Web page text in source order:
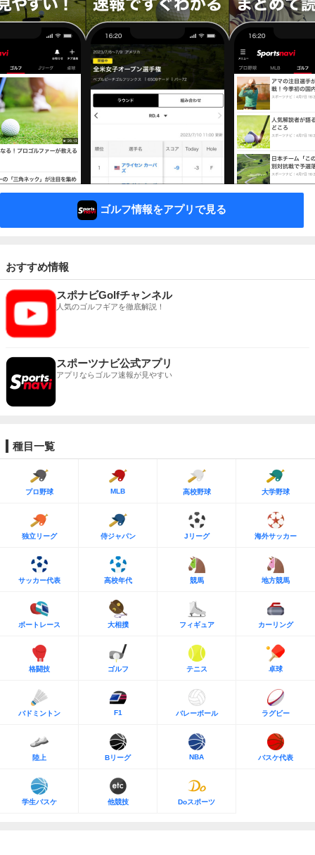
ゴルフ情報をアプリで見る
おすすめ情報
スポナビGolfチャンネル
人気のゴルフギアを徹底解説！
スポーツナビ公式アプリ
アプリならゴルフ速報が見やすい
種目一覧
プロ野球 MLB 高校野球 大学野球
独立リーグ 侍ジャパン Jリーグ 海外サッカー
サッカー代表 高校年代 競馬 地方競馬
ボートレース 大相撲 フィギュア カーリング
格闘技 ゴルフ テニス 卓球
バドミントン F1 バレーボール ラグビー
陸上 Bリーグ NBA バスケ代表
学生バスケ 他競技 Doスポーツ